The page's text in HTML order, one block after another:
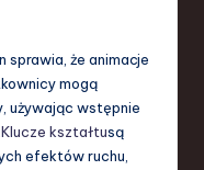
sprawia, że animacje
mogą
używając wstępnie
Klucze kształtusą
efektów ruchu,